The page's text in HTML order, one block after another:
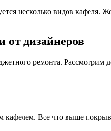
несколько видов кафеля.
от дизайнеров
ремонта. Рассмотрим
Все что выше